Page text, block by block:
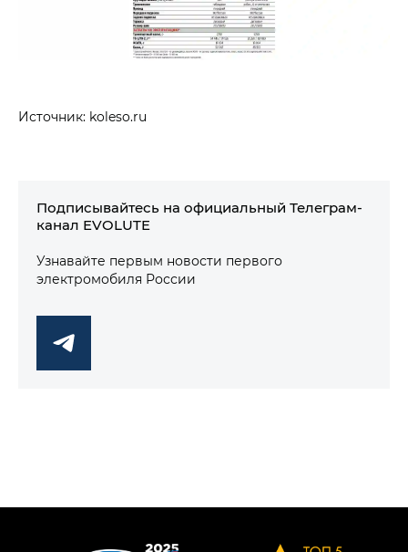
Источник: koleso.ru
Подписывайтесь на официальный Телеграм-
канал EVOLUTE
Узнавайте первым новости первого
электромобиля России